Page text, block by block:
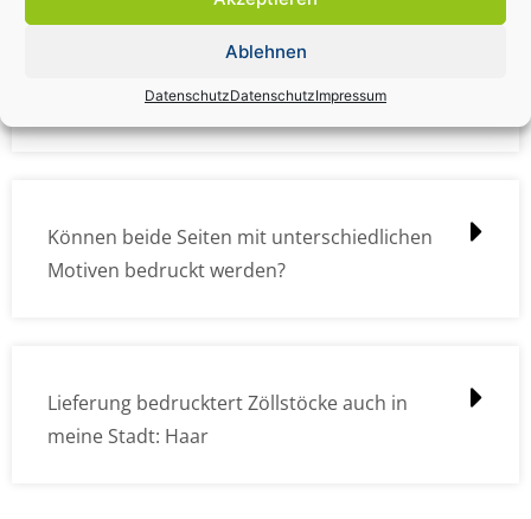
Ablehnen
DatenschutzDatenschutzImpressum
erstellt werden?
Können beide Seiten mit unterschiedlichen
Motiven bedruckt werden?
Lieferung bedrucktert Zöllstöcke auch in
meine Stadt: Haar